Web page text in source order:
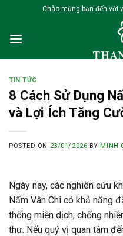
content
Chào mừng bạn đến với
TIN TỨC
8 Cách Sử Dụng
và Lợi Ích Tăng
POSTED ON 23/01/2026 BYMINH
Ngày nay, các nghiên cứu
Nấm Vân Chi có khả năng
thống miễn dịch, chống
thư. Nếu quý vị quan tâm